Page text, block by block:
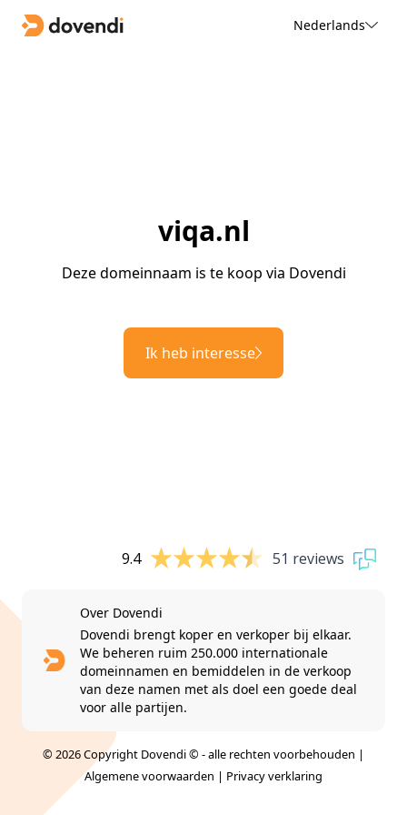
Nederlands
viqa.nl
Deze domeinnaam is te koop via Dovendi
Ik heb interesse
9.4 51 reviews
Over Dovendi
Dovendi brengt koper en verkoper bij elkaar.
We beheren ruim 250.000 internationale
domeinnamen en bemiddelen in de verkoop
van deze namen met als doel een goede deal
voor alle partijen.
© 2026 Copyright Dovendi © - alle rechten voorbehouden |
Algemene voorwaarden | Privacy verklaring